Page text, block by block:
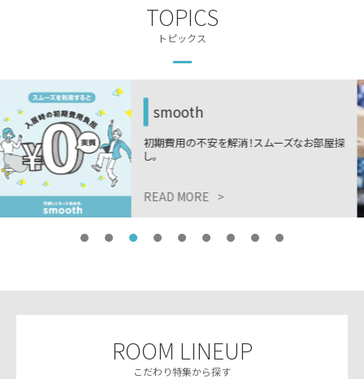
TOPICS
トピックス
木下の引越しサービス
ニーズに合わせた最適な引越しプラン。税込
READ MORE
ROOM LINEUP
こだわり特集から探す